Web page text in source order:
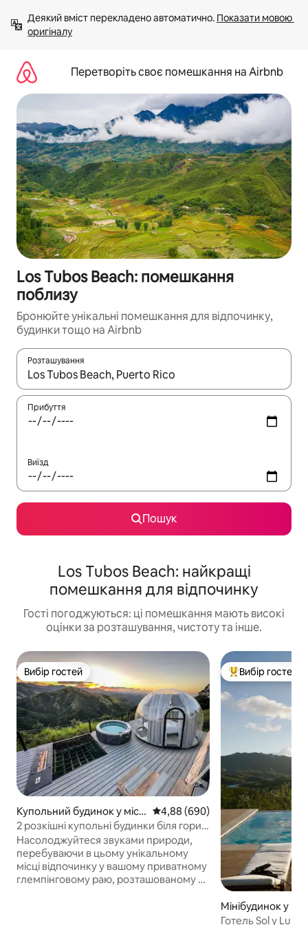
вмісту
Деякий вміст перекладено автоматично. Показати мовою
оригіналу
Перетворіть своє помешкання на Airbnb
Los Tubos Beach: помешкання
поблизу
Бронюйте унікальні помешкання для відпочинку,
будинки тощо на Airbnb
Розташування
Отримавши результати пошуку, використовуйте для
Прибуття
Виїзд
Пошук
Los Tubos Beach: найкращі
помешкання для відпочинку
Гості погоджуються: ці помешкання мають високі
оцінки за розташування, чистоту та інше.
Вибір гостей
Вибір гостей
Купольний будинок у місті
Orocovis
Середня оцінка: 4,88 з 5,
4,88 (690)
2 розкішні купольні будинки біля гори з
приватним джакузі
Насолоджуйтеся звуками природи,
перебуваючи в цьому унікальному
місці відпочинку у вашому приватному
глемпінговому раю, розташованому в
Топ вибір гостей
Вибір гостей
Мінібудинок у
Arriba
Готель Sol y